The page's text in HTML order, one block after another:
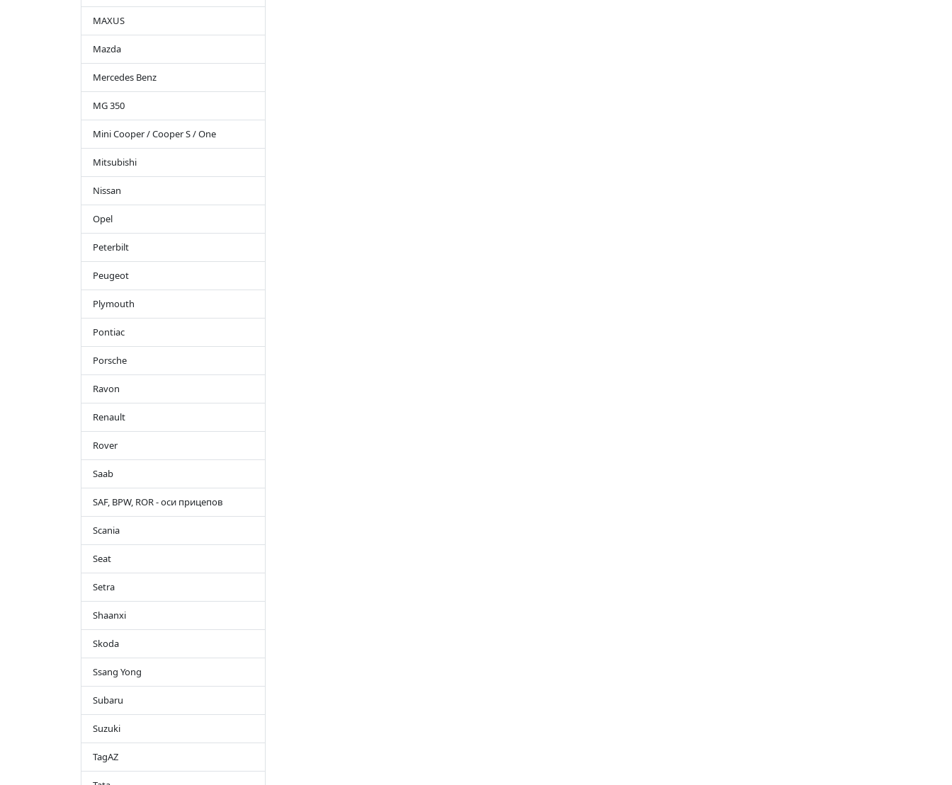
MAXUS
Mazda
Mercedes Benz
MG 350
Mini Cooper / Cooper S / One
Mitsubishi
Nissan
Opel
Peterbilt
Peugeot
Plymouth
Pontiac
Porsche
Ravon
Renault
Rover
Saab
SAF, BPW, ROR - оси прицепов
Scania
Seat
Setra
Shaanxi
Skoda
Ssang Yong
Subaru
Suzuki
TagAZ